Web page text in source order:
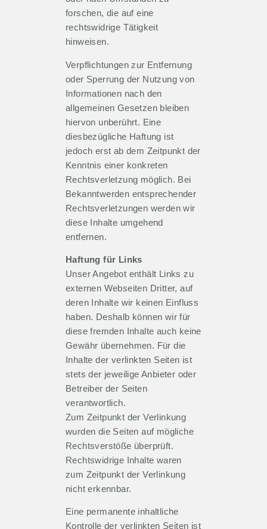
forschen, die auf eine
rechtswidrige Tätigkeit
hinweisen.
Verpflichtungen zur Entfernung
oder Sperrung der Nutzung von
Informationen nach den
allgemeinen Gesetzen bleiben
hiervon unberührt. Eine
diesbezügliche Haftung ist
jedoch erst ab dem Zeitpunkt der
Kenntnis einer konkreten
Rechtsverletzung möglich. Bei
Bekanntwerden entsprechender
Rechtsverletzungen werden wir
diese Inhalte umgehend
entfernen.
Haftung für Links
Unser Angebot enthält Links zu
externen Webseiten Dritter, auf
deren Inhalte wir keinen Einfluss
haben. Deshalb können wir für
diese fremden Inhalte auch keine
Gewähr übernehmen. Für die
Inhalte der verlinkten Seiten ist
stets der jeweilige Anbieter oder
Betreiber der Seiten
verantwortlich.
Zum Zeitpunkt der Verlinkung
wurden die Seiten auf mögliche
Rechtsverstöße überprüft.
Rechtswidrige Inhalte waren
zum Zeitpunkt der Verlinkung
nicht erkennbar.
Eine permanente inhaltliche
Kontrolle der verlinkten Seiten ist